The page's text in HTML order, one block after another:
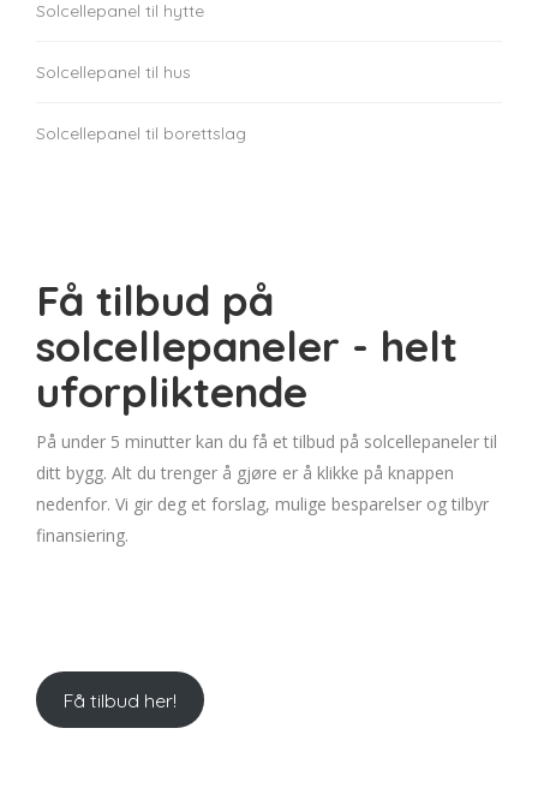
Solcellepanel til hytte
Solcellepanel til hus
Solcellepanel til borettslag
Få tilbud på
solcellepaneler - helt
uforpliktende
På under 5 minutter kan du få et tilbud på solcellepaneler til
ditt bygg. Alt du trenger å gjøre er å klikke på knappen
nedenfor. Vi gir deg et forslag, mulige besparelser og tilbyr
finansiering.
Få tilbud her!